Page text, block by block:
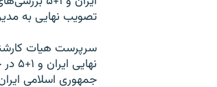
تصویب نهایی به
سرپرست هیات